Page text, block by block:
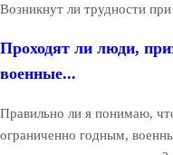
Возникнут ли трудности
Проходят ли люди,
военные...
Правильно ли я понимаю,
ограниченно годным,
Бесплатная
консультация